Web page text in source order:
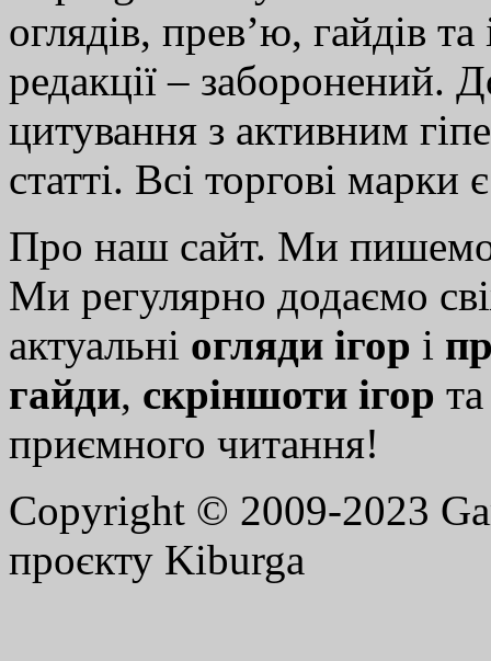
оглядів, прев’ю, гайдів
редакції – заборонений.
цитування з активним
статті. Всі торгові марки
Про наш сайт. Ми
Ми регулярно додаємо
актуальні огляди ігор і
гайди, скріншоти ігор
приємного читання!
Copyright © 2009-2023
проєкту Kiburga